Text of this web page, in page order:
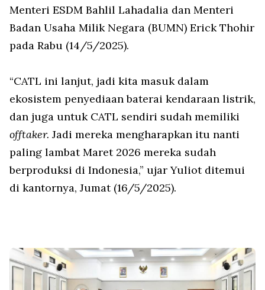
Menteri ESDM Bahlil Lahadalia dan Menteri
Badan Usaha Milik Negara (BUMN) Erick Thohir
pada Rabu (14/5/2025).
“CATL ini lanjut, jadi kita masuk dalam
ekosistem penyediaan baterai kendaraan listrik,
dan juga untuk CATL sendiri sudah memiliki
offtaker. Jadi mereka mengharapkan itu nanti
paling lambat Maret 2026 mereka sudah
berproduksi di Indonesia,” ujar Yuliot ditemui
di kantornya, Jumat (16/5/2025).